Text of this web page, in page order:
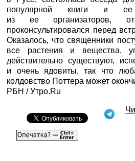
популярной книги и
из ее организаторов,
проконсультировался перед
Оказалось, что священники
все растения и вещества,
действительно существуют,
и очень ядовиты, так что
колдовство Поттера может
РБН / Утро.Ru